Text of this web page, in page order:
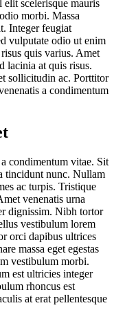
elit scelerisque mauris
morbi. Massa
Integer feugiat
vulputate odio ut enim
quis varius. Amet
lacinia at quis risus.
sollicitudin ac. Porttitor
a condimentum
condimentum vitae. Sit
tincidunt nunc. Nullam
ac turpis. Tristique
venenatis urna
dignissim. Nibh tortor
vestibulum lorem
orci dapibus ultrices
massa eget egestas
vestibulum morbi.
est ultricies integer
rhoncus est
at erat pellentesque